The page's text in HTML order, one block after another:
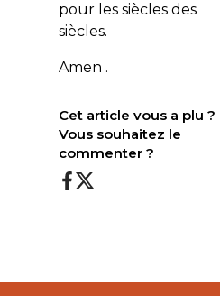
pour les siècles des
siècles.
Amen .
Cet article vous a plu ?
Vous souhaitez le
commenter ?